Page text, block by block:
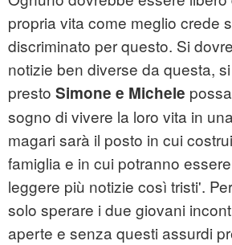
propria vita come meglio crede
discriminato per questo. Si
notizie ben diverse da questa,
presto Simone e Michele
sogno di vivere la loro vita in
magari sarà il posto in cui
famiglia e in cui potranno
leggere più notizie così tristi'.
solo sperare i due giovani
aperte e senza questi assurdi